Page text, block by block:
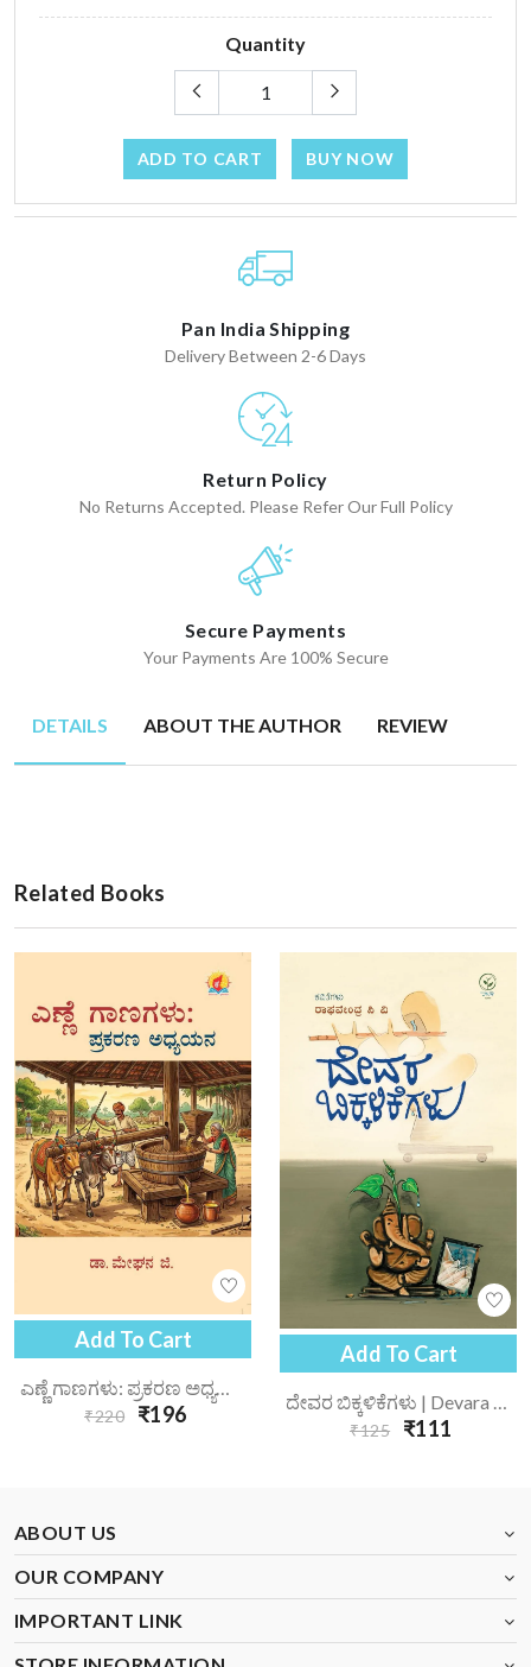
Quantity
ADD TO CART BUY NOW
Pan India Shipping
Delivery Between 2-6 Days
Return Policy
No Returns Accepted. Please Refer Our Full Policy
Secure Payments
Your Payments Are 100% Secure
DETAILS ABOUT THE AUTHOR REVIEW
Related Books
Add To Cart
ಎಣ್ಣೆ ಗಾಣಗಳು: ಪ್ರಕರಣ ಅಧ್ಯಯನ | Enne Gaanagalu Prakarana Adhyayana
₹220 ₹196
Add To Cart
₹125 ₹111
ABOUT US
OUR COMPANY
IMPORTANT LINK